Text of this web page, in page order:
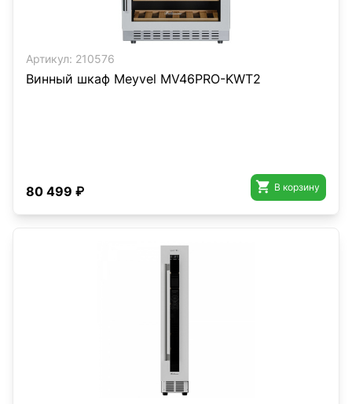
Артикул: 210576
Винный шкаф Meyvel MV46PRO-KWT2
80 499 ₽  В корзину